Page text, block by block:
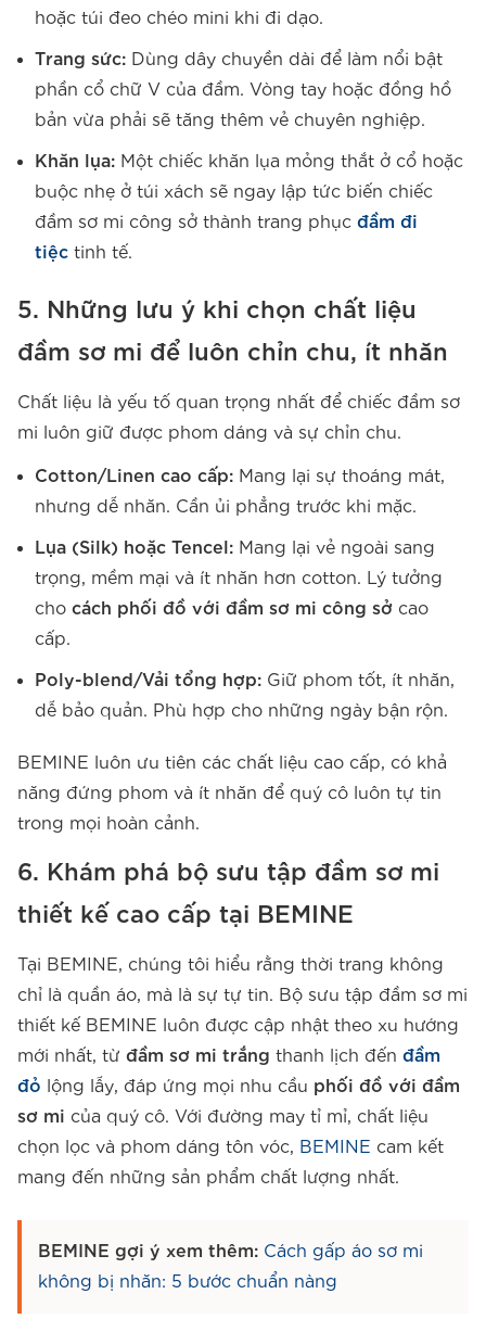
hoặc túi đeo chéo mini khi đi dạo.
Trang sức: Dùng dây chuyền dài để làm nổi bật
phần cổ chữ V của đầm. Vòng tay hoặc đồng hồ
bản vừa phải sẽ tăng thêm vẻ chuyên nghiệp.
Khăn lụa: Một chiếc khăn lụa mỏng thắt ở cổ hoặc
buộc nhẹ ở túi xách sẽ ngay lập tức biến chiếc
đầm sơ mi công sở thành trang phục đầm đi
tiệc tinh tế.
5. Những lưu ý khi chọn chất liệu
đầm sơ mi để luôn chỉn chu, ít nhăn
Chất liệu là yếu tố quan trọng nhất để chiếc đầm sơ
mi luôn giữ được phom dáng và sự chỉn chu.
Cotton/Linen cao cấp: Mang lại sự thoáng mát,
nhưng dễ nhăn. Cần ủi phẳng trước khi mặc.
Lụa (Silk) hoặc Tencel: Mang lại vẻ ngoài sang
trọng, mềm mại và ít nhăn hơn cotton. Lý tưởng
cho cách phối đồ với đầm sơ mi công sở cao
cấp.
Poly-blend/Vải tổng hợp: Giữ phom tốt, ít nhăn,
dễ bảo quản. Phù hợp cho những ngày bận rộn.
BEMINE luôn ưu tiên các chất liệu cao cấp, có khả
năng đứng phom và ít nhăn để quý cô luôn tự tin
trong mọi hoàn cảnh.
6. Khám phá bộ sưu tập đầm sơ mi
thiết kế cao cấp tại BEMINE
Tại BEMINE, chúng tôi hiểu rằng thời trang không
chỉ là quần áo, mà là sự tự tin. Bộ sưu tập đầm sơ mi
thiết kế BEMINE luôn được cập nhật theo xu hướng
mới nhất, từ đầm sơ mi trắng thanh lịch đến đầm
đỏ lộng lẫy, đáp ứng mọi nhu cầu phối đồ với đầm
sơ mi của quý cô. Với đường may tỉ mỉ, chất liệu
chọn lọc và phom dáng tôn vóc, BEMINE cam kết
mang đến những sản phẩm chất lượng nhất.
BEMINE gợi ý xem thêm: Cách gấp áo sơ mi
không bị nhăn: 5 bước chuẩn nàng